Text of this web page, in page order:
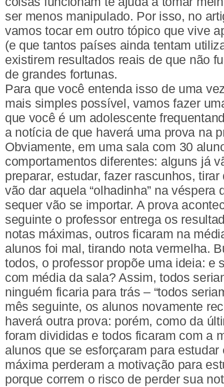
ser menos manipulado. Por isso, no
vamos tocar em outro tópico que vive
(e que tantos países ainda tentam
existirem resultados reais de que não
de grandes fortunas.
Para que você entenda isso de uma
mais simples possível, vamos fazer
que você é um adolescente
a notícia de que haverá uma prova na
Obviamente, em uma sala com 30
comportamentos diferentes: alguns já
preparar, estudar, fazer rascunhos,
vão dar aquela “olhadinha” na véspera
sequer vão se importar. A prova
seguinte o professor entrega os
notas máximas, outros ficaram na
alunos foi mal, tirando nota vermelha.
todos, o professor propõe uma ideia: e
com média da sala? Assim, todos
ninguém ficaria para trás – “todos
mês seguinte, os alunos novamente
haverá outra prova: porém, como da
foram divididas e todos ficaram com a
alunos que se esforçaram para estudar
máxima perderam a motivação para
porque correm o risco de perder sua